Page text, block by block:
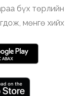
бүх төрлийн
мөнгө хийх